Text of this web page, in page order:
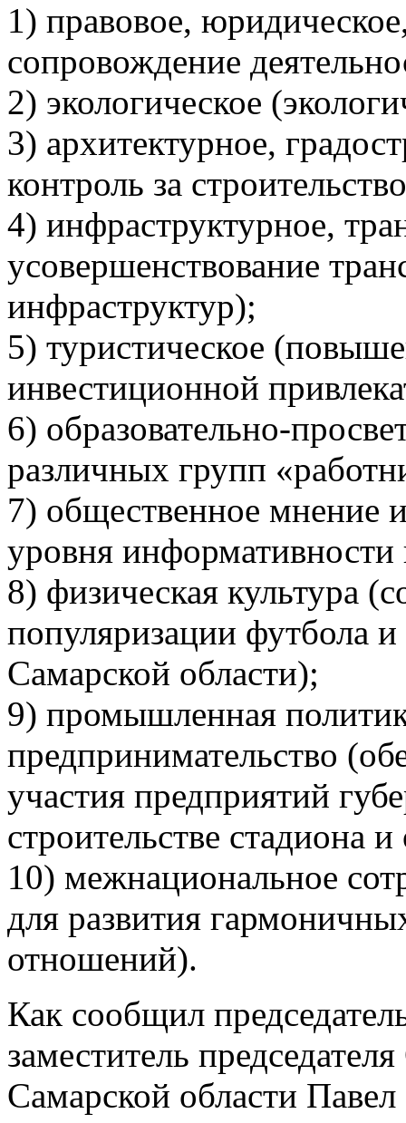
1) правовое,
сопровождение
2) экологическое
3) архитектурное,
контроль за
4) инфраструктурное,
усовершенствование
инфраструктур);
5) туристическое
инвестиционной
6) образовательно-
различных групп
7) общественное мнение
уровня
8) физическая культура
популяризации футбола
Самарской области);
9) промышленная
предпринимательство
участия предприятий
строительстве стадиона
10) межнациональное
для развития
отношений).
Как сообщил
заместитель
Самарской области